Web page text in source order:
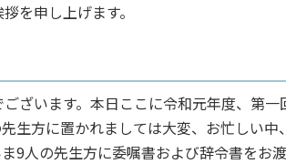
を申し上げます。
ざいます。本日ここに令和元年度、第
生方に置かれましては大変、お忙しい
9人の先生方に委嘱書および辞令書をお